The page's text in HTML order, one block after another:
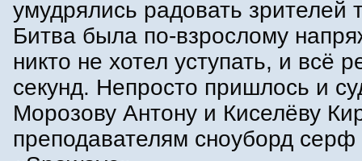
умудрялись радовать зрителей
Битва была по-взрослому
никто не хотел уступать, и всё
секунд. Непросто пришлось и
Морозову Антону и Киселёву
преподавателям сноуборд